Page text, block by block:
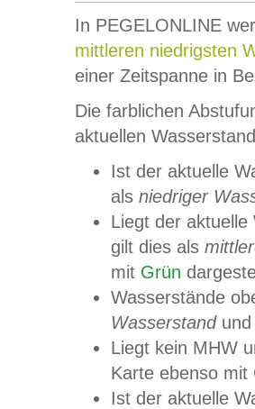
In PEGELONLINE
mittleren niedrigsten
einer Zeitspanne in
Die farblichen
aktuellen
Ist der aktuelle
als niedriger
Liegt der
gilt dies als
mit Grün
Wasserstände
Wasserstandund
Liegt kein MHW
Karte ebenso mit
Ist der aktuelle